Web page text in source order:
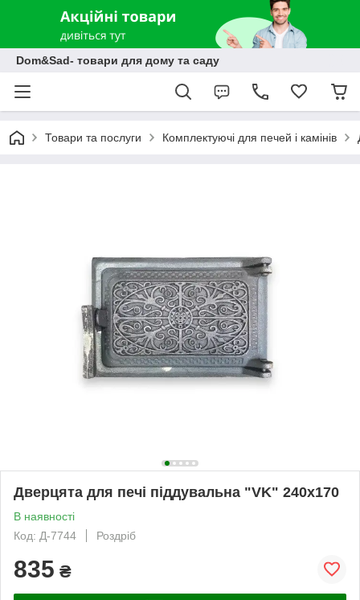
Dom&Sad- товари для дому та саду
Товари та послуги Комплектуючі для печей і камінів
Дверцята для печі піддувальна "VK" 240х170
В наявності
Код: Д-7744
Роздріб
835 ₴